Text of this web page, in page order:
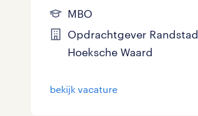
MBO
Opdrachtgever Randstad
Hoeksche Waard
bekijk vacature